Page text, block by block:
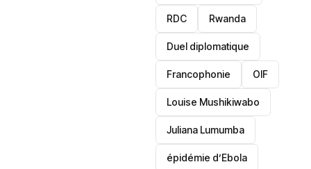
RDC Rwanda
Duel diplomatique
Francophonie OIF
Louise Mushikiwabo
Juliana Lumumba
épidémie d’Ebola